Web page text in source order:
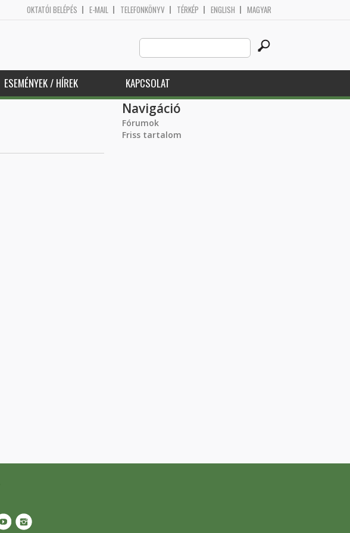
OKTATÓI BELÉPÉS E-MAIL TELEFONKÖNYV TÉRKÉP ENGLISH MAGYAR
Search
this
site
ESEMÉNYEK / HÍREK KAPCSOLAT
Navigáció
Fórumok
Friss tartalom